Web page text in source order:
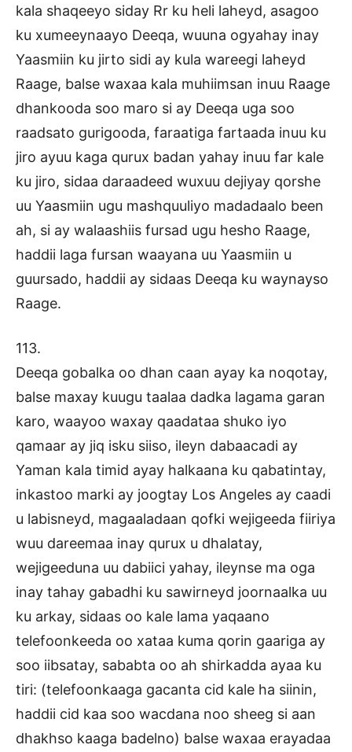
kala shaqeeyo siday Rr ku heli laheyd, asagoo
ku xumeeynaayo Deeqa, wuuna ogyahay inay
Yaasmiin ku jirto sidi ay kula wareegi laheyd
Raage, balse waxaa kala muhiimsan inuu Raage
dhankooda soo maro si ay Deeqa uga soo
raadsato gurigooda, faraatiga fartaada inuu ku
jiro ayuu kaga qurux badan yahay inuu far kale
ku jiro, sidaa daraadeed wuxuu dejiyay qorshe
uu Yaasmiin ugu mashquuliyo madadaalo been
ah, si ay walaashiis fursad ugu hesho Raage,
haddii laga fursan waayana uu Yaasmiin u
guursado, haddii ay sidaas Deeqa ku waynayso
Raage.
113.
Deeqa gobalka oo dhan caan ayay ka noqotay,
balse maxay kuugu taalaa dadka lagama garan
karo, waayoo waxay qaadataa shuko iyo
qamaar ay jiq isku siiso, ileyn dabaacadi ay
Yaman kala timid ayay halkaana ku qabatintay,
inkastoo marki ay joogtay Los Angeles ay caadi
u labisneyd, magaaladaan qofki wejigeeda fiiriya
wuu dareemaa inay qurux u dhalatay,
wejigeeduna uu dabiici yahay, ileynse ma oga
inay tahay gabadhi ku sawirneyd joornaalka uu
ku arkay, sidaas oo kale lama yaqaano
telefoonkeeda oo xataa kuma qorin gaariga ay
soo iibsatay, sababta oo ah shirkadda ayaa ku
tiri: (telefoonkaaga gacanta cid kale ha siinin,
haddii cid kaa soo wacdana noo sheeg si aan
dhakhso kaaga badelno) balse waxaa erayadaa